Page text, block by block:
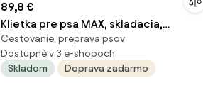
89,8 €
Klietka pre psa MAX, skladacia,
122x76x81cm, čierna Feandrea
Cestovanie, preprava psov
Dostupné v 3 e-shopoch
Skladom
Doprava zadarmo